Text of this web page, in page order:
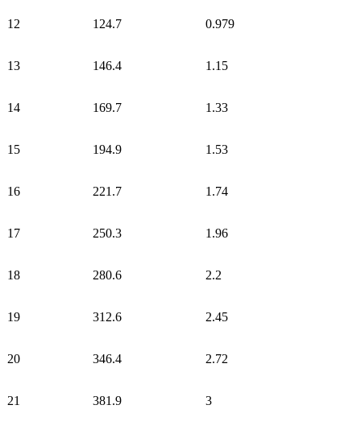
12 124.7 0.979
13 146.4 1.15
14 169.7 1.33
15 194.9 1.53
16 221.7 1.74
17 250.3 1.96
18 280.6 2.2
19 312.6 2.45
20 346.4 2.72
21 381.9 3